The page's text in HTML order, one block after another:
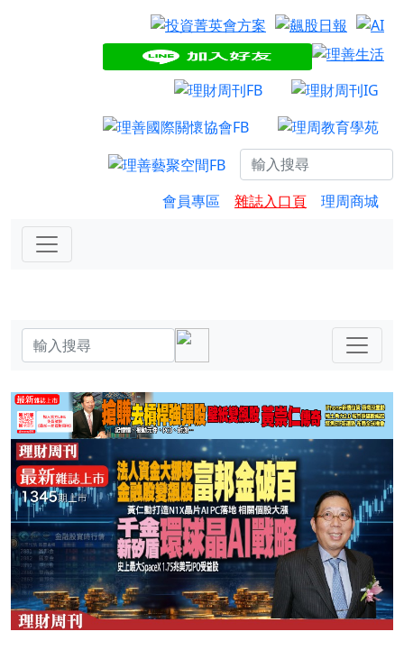
會員專區 雜誌入口頁 理周商城